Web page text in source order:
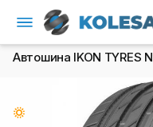
Автошина IKON TYRES